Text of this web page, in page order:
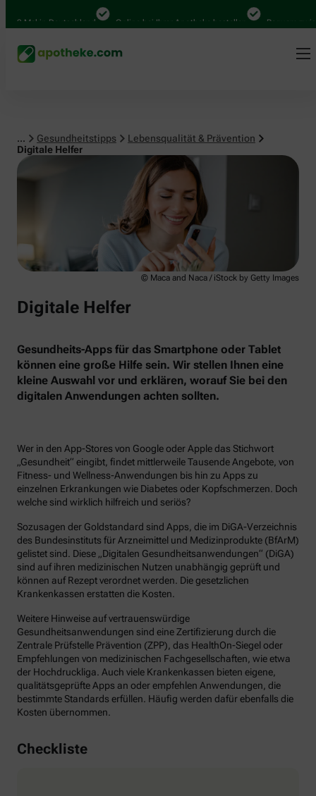
Mal in Deutschland Online bei Ihrer Apotheke bestellen Bequem
... Gesundheitstipps
Lebensqualität & Prävention
Digitale Helfer
Lebensqualität & Prävention
© Maca and Naca / iStock by Getty Images
Digitale Helfer
Gesundheits-Apps für das Smartphone oder Tablet
können eine große Hilfe sein. Wir stellen Ihnen eine
kleine Auswahl vor und erklären, worauf Sie bei den
digitalen Anwendungen achten sollten.
Wer in den App-Stores von Google oder Apple das Stichwort
„Gesundheit“ eingibt, findet mittlerweile Tausende Angebote, von
Fitness- und Wellness-Anwendungen bis hin zu Apps zu
einzelnen Erkrankungen wie Diabetes oder Kopfschmerzen. Doch
welche sind wirklich hilfreich und seriös?
Sozusagen der Goldstandard sind Apps, die im DiGA-Verzeichnis
des Bundesinstituts für Arzneimittel und Medizinprodukte (BfArM)
gelistet sind. Diese „Digitalen Gesundheitsanwendungen“ (DiGA)
sind auf ihren medizinischen Nutzen unabhängig geprüft und
können auf Rezept verordnet werden. Die gesetzlichen
Krankenkassen erstatten die Kosten.
Weitere Hinweise auf vertrauenswürdige
Gesundheitsanwendungen sind eine Zertifizierung durch die
Zentrale Prüfstelle Prävention (ZPP), das HealthOn-Siegel oder
Empfehlungen von medizinischen Fachgesellschaften, wie etwa
der Hochdruckliga. Auch viele Krankenkassen bieten eigene,
qualitätsgeprüfte Apps an oder empfehlen Anwendungen, die
bestimmte Standards erfüllen. Häufig werden dafür ebenfalls die
Kosten übernommen.
Checkliste